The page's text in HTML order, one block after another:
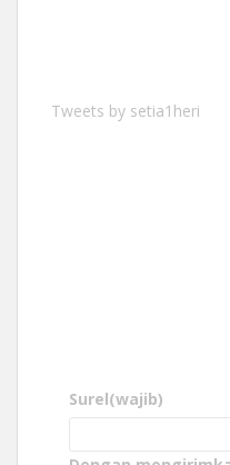
Tweets by setia1heri
Surel(wajib)